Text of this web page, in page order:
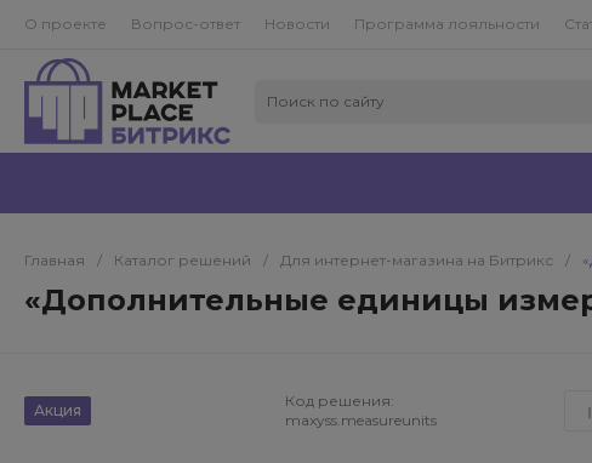
О проекте Вопрос-ответ Новости Программа лояльности
Главная / Каталог решений / Для интернет-магазина на Битрикс /
«Дополнительные единицы
Акция
Код решения:
maxyss.measureunits